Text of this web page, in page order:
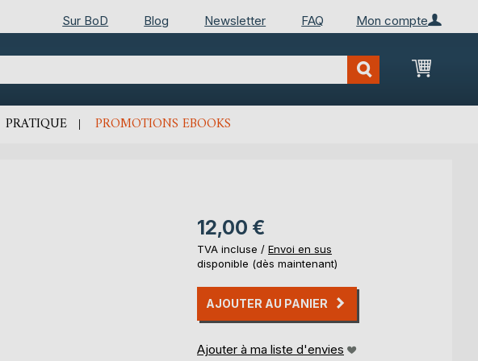
Mon compte
Sur BoD Blog Newsletter FAQ
Mon
PRATIQUE PROMOTIONS EBOOKS
12,00 €
TVA incluse / Envoi en sus
disponible (dès maintenant)
AJOUTER AU PANIER
Ajouter à ma liste d'envies